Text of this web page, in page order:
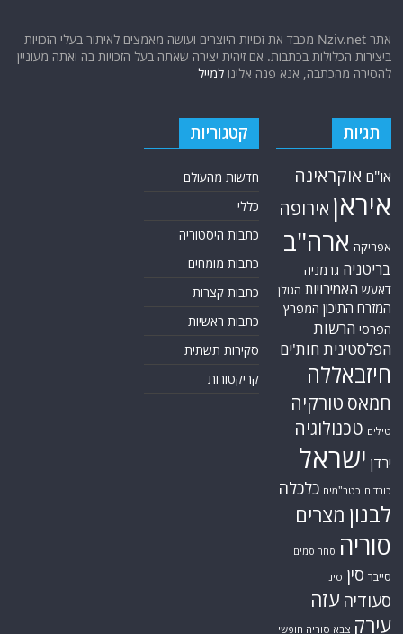
אתר Nziv.net מכבד את זכויות היוצרים ועושה מאמצים לאיתור בעלי הזכויות
ביצירות הכלולות בכתבות. אם זיהית יצירה שאתה בעל הזכויות בה ואתה מעוניין
להסירה מהכתבה, אנא פנה אלינולמייל
תגיות
או"ם אוקראינה
איראן אירופה
אפריקה ארה"ב
בריטניה גרמניה
דאעש האמירויות הגולן
המזרח התיכון המפרץ
הפרסי הרשות
הפלסטינית חות'ים
חיזבאללה
חמאס טורקיה
טילים טכנולוגיה
ירדן ישראל
כורדים כטב"מים כלכלה
לבנון מצרים
סוריה סחר סמים
סייבר סין סיני
סעודיה עזה
עירק צבא סוריה חופשי
קטגוריות
חדשות מהעולם
כללי
כתבות היסטוריה
כתבות מומחים
כתבות קצרות
כתבות ראשיות
סקירות תשתית
קריקטורות